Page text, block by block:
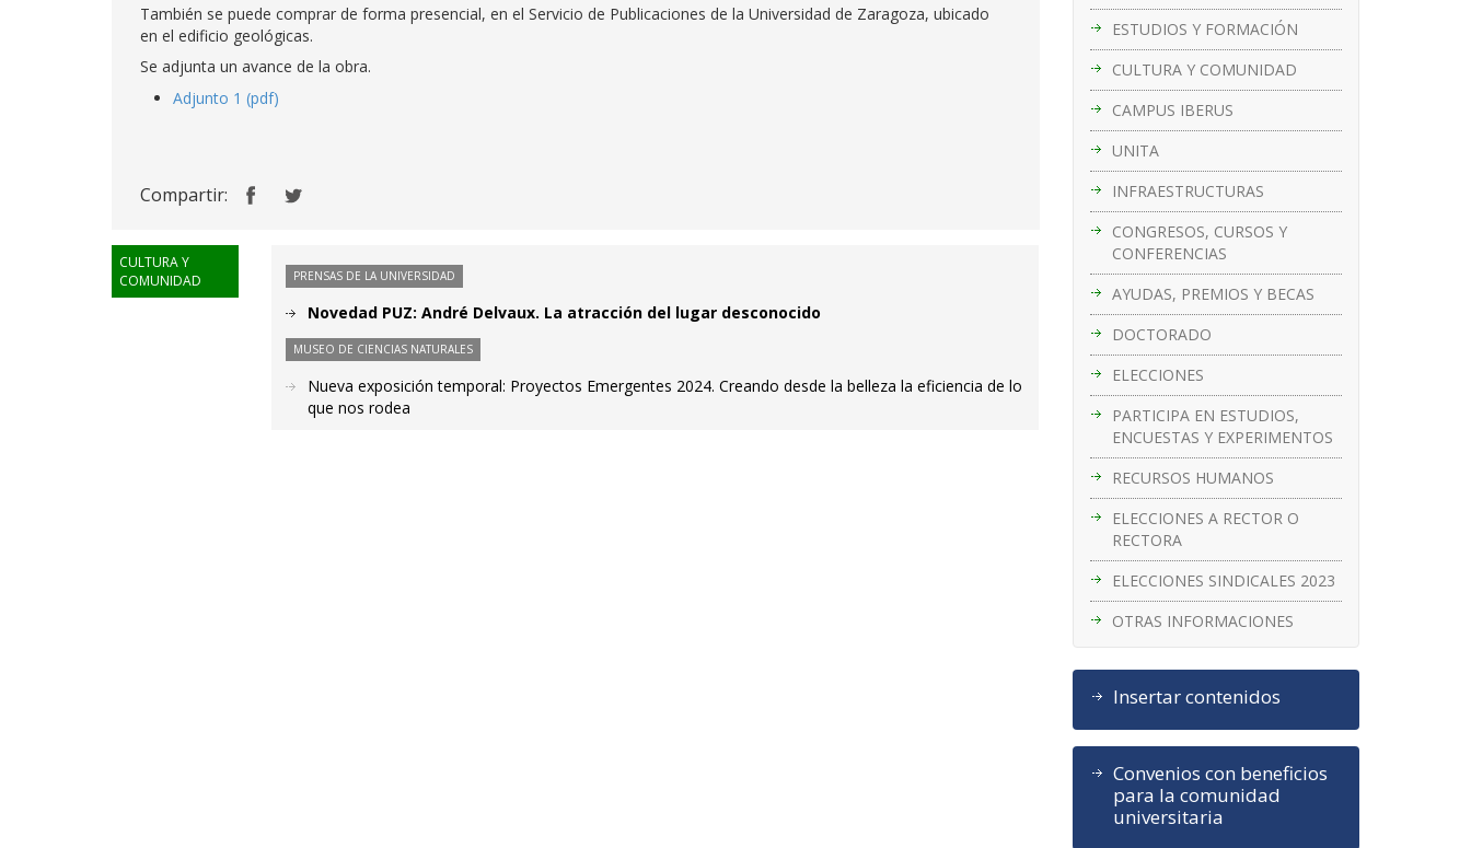
ESTUDIOS Y FORMACIÓN
CULTURA Y COMUNIDAD
CAMPUS IBERUS
UNITA
INFRAESTRUCTURAS
CONGRESOS, CURSOS Y
CONFERENCIAS
AYUDAS, PREMIOS Y BECAS
DOCTORADO
ELECCIONES
PARTICIPA EN ESTUDIOS,
ENCUESTAS Y EXPERIMENTOS
RECURSOS HUMANOS
ELECCIONES A RECTOR O
RECTORA
ELECCIONES SINDICALES 2023
OTRAS INFORMACIONES
Insertar contenidos
Convenios con beneficios
para la comunidad
universitaria
También se puede comprar de forma presencial, en el Servicio de Publicaciones de la Universidad de Zaragoza, ubicado
en el edificio geológicas.
Se adjunta un avance de la obra.
Adjunto 1 (pdf)
Compartir:
CULTURA Y
COMUNIDAD
PRENSAS DE LA UNIVERSIDAD
Novedad PUZ: André Delvaux. La atracción del lugar desconocido
MUSEO DE CIENCIAS NATURALES
Nueva exposición temporal: Proyectos Emergentes 2024. Creando desde la belleza la eficiencia de lo
que nos rodea